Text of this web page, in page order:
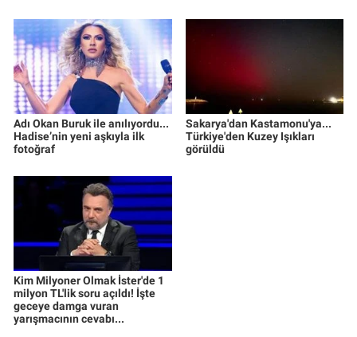
Adı Okan Buruk ile anılıyordu...
Hadise’nin yeni aşkıyla ilk
fotoğraf
Sakarya'dan Kastamonu'ya...
Türkiye'den Kuzey Işıkları
görüldü
Kim Milyoner Olmak İster'de 1
milyon TL'lik soru açıldı! İşte
geceye damga vuran
yarışmacının cevabı...